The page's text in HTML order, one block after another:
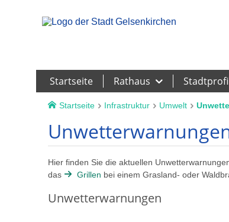
Startseite Rathaus
Startseite Infrastruktur Umwelt
Hier finden Sie die aktuellen
das
Grillen bei einem Grasland- oder
Unwetterwarnungen